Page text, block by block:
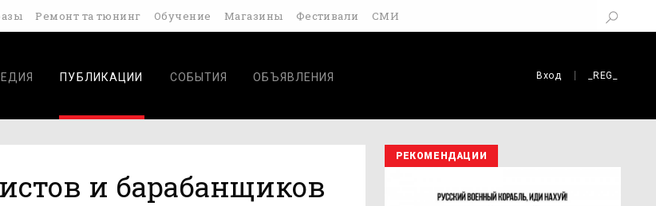
Ремонт та тюнинг Обучение Магазины Фестивали СМИ
ПУБЛИКАЦИИ СОБЫТИЯ ОБЪЯВЛЕНИЯ Вход _REG_
и барабанщиков
РЕКОМЕНДАЦИИ